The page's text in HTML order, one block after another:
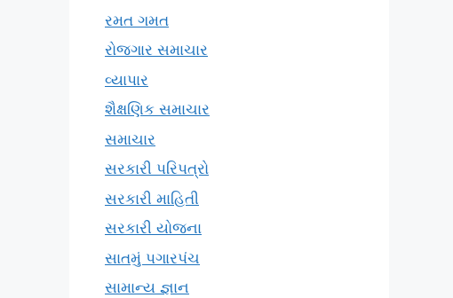
રમત ગમત
રોજગાર સમાચાર
વ્યાપાર
શૈક્ષણિક સમાચાર
સમાચાર
સરકારી પરિપત્રો
સરકારી માહિતી
સરકારી યોજના
સાતમું પગારપંચ
સામાન્ય જ્ઞાન